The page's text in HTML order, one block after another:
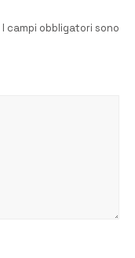
I campi obbligatori sono